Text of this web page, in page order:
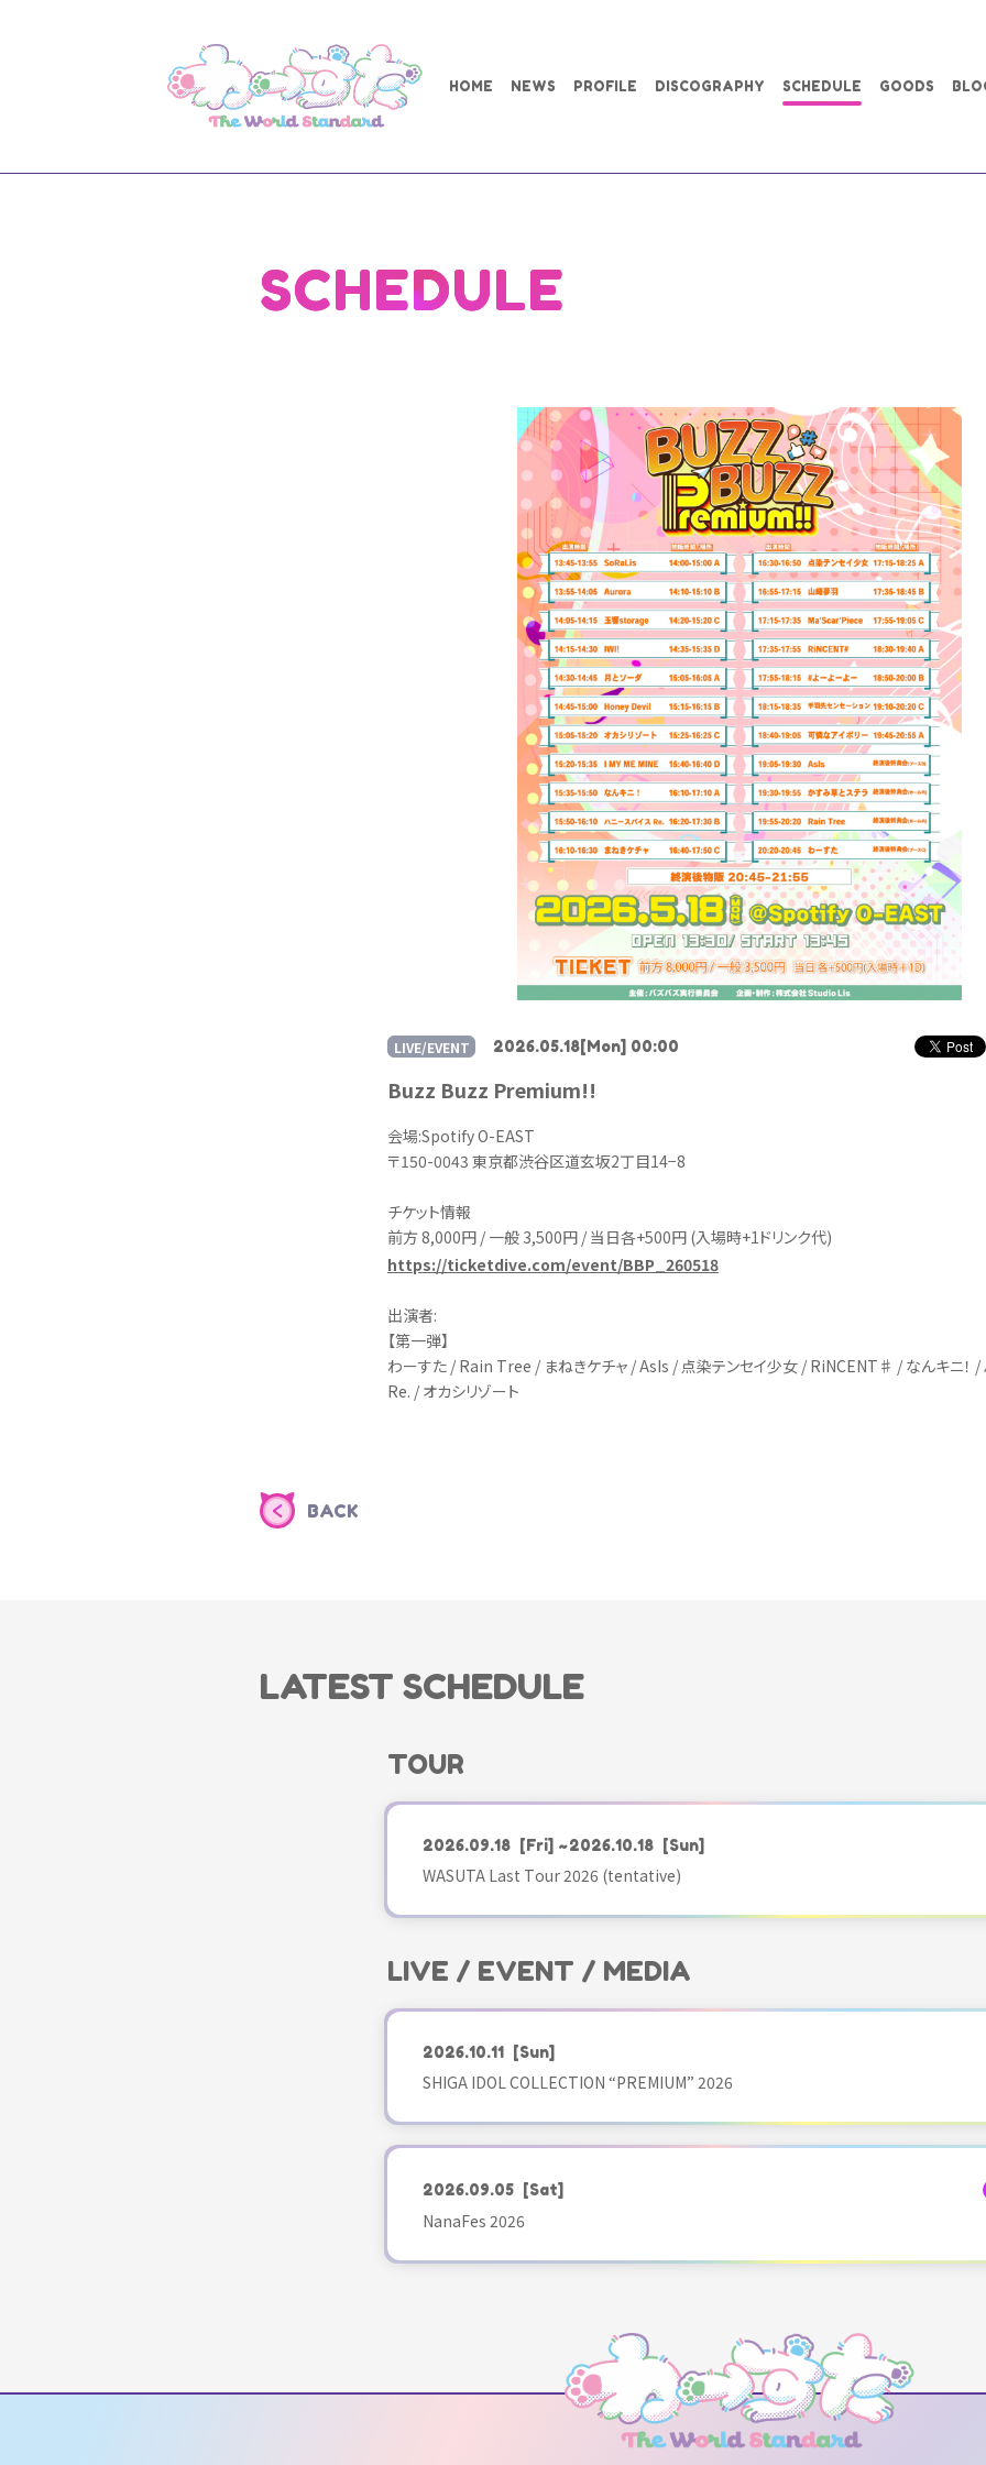
HOME NEWS PROFILE DISCOGRAPHY SCHEDULE GOODS
SCHEDULE
2026.05.18[Mon] 00:00
LIVE/EVENT
Buzz Buzz Premium!!
会場:Spotify O-EAST
〒150-0043 東京都渋谷区道玄坂2丁目14−8
チケット情報
前方 8,000円 / 一般 3,500円 / 当日各+500円 (入場時+1ドリンク代)
https://ticketdive.com/event/BBP_260518
出演者:
【第一弾】
わーすた / Rain Tree / まねきケチャ / AsIs / 点染テンセイ少女 / RiNCENT♯ / なんキニ！ /
Re. / オカシリゾート
BACK
LATEST SCHEDULE
TOUR
2026.09.18 [Fri] ~2026.10.18 [Sun]
WASUTA Last Tour 2026 (tentative)
LIVE / EVENT / MEDIA
2026.10.11 [Sun]
SHIGA IDOL COLLECTION “PREMIUM” 2026
2026.09.05 [Sat]
NanaFes 2026